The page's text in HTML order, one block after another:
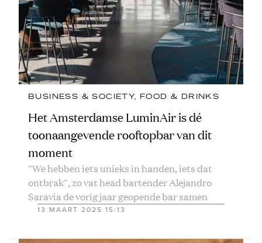
BUSINESS & SOCIETY, FOOD & DRINKS
Het Amsterdamse LuminAir is dé
toonaangevende rooftopbar van dit
moment
"We hebben iets unieks in handen, iets dat
ontbrak", zo vat head bartender Alejandro
Saravia de vorig jaar geopende bar samen
13 MAART 2025 15:13